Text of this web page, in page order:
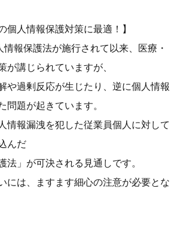
個人情報保護対策に最適！】
報保護法が施行されて以来、医療・
が講じられていますが、
や過剰反応が生じたり、逆に個人情報
問題が起きています。
情報漏洩を犯した従業員個人に対して
んだ
法」が可決される見通しです。
には、ますます細心の注意が必要とな